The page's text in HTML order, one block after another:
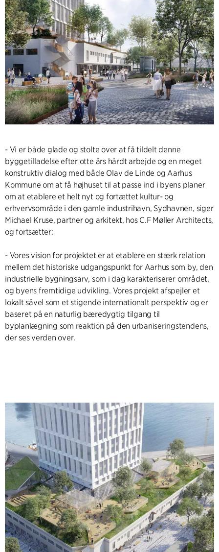
- Vi er både glade og stolte over at få tildelt denne
byggetilladelse efter otte års hårdt arbejde og en meget
konstruktiv dialog med både Olav de Linde og Aarhus
Kommune om at få højhuset til at passe ind i byens planer
om at etablere et helt nyt og fortættet kultur- og
erhvervsområde i den gamle industrihavn, Sydhavnen, siger
Michael Kruse, partner og arkitekt, hos C.F Møller Architects,
og fortsætter:
- Vores vision for projektet er at etablere en stærk relation
mellem det historiske udgangspunkt for Aarhus som by, den
industrielle bygningsarv, som i dag karakteriserer området,
og byens fremtidige udvikling. Vores projekt afspejler et
lokalt såvel som et stigende internationalt perspektiv og er
baseret på en naturlig bæredygtig tilgang til
byplanlægning som reaktion på den urbaniseringstendens,
der ses verden over.